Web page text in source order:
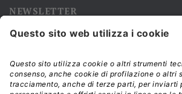
NEWSLETTER
Iscriviti alla nostra newsletter e rimani sempre